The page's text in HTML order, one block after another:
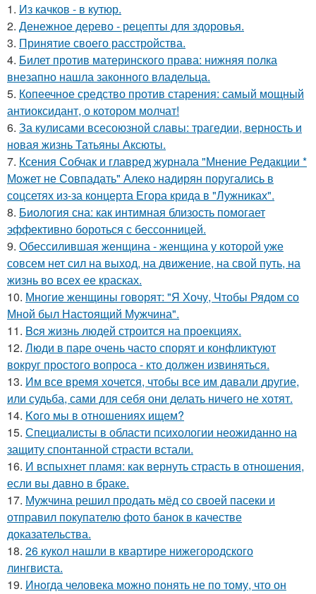
1. Из качков - в кутюр.
2. Денежное дерево - рецепты для здоровья.
3. Принятие своего расстройства.
4. Билет против материнского права: нижняя полка
внезапно нашла законного владельца.
5. Копеечное средство против старения: самый мощный
антиоксидант, о котором молчат!
6. За кулисами всесоюзной славы: трагедии, верность и
новая жизнь Татьяны Аксюты.
7. Ксения Собчак и главред журнала "Мнение Редакции *
Может не Совпадать" Алеко надирян поругались в
соцсетях из-за концерта Егора крида в "Лужниках".
8. Биология сна: как интимная близость помогает
эффективно бороться с бессонницей.
9. Обессилившая женщина - женщина у которой уже
совсем нет сил на выход, на движение, на свой путь, на
жизнь во всех ее красках.
10. Многие женщины говорят: "Я Хочу, Чтобы Рядом со
Мной был Настоящий Мужчина".
11. Bcя жизнь людей строится на проекциях.
12. Люди в паре очень часто спорят и конфликтуют
вокруг простого вопроса - кто должен извиняться.
13. Им все время хочется, чтобы все им давали другие,
или судьба, сами для себя они делать ничего не хотят.
14. Koго мы в отношениях ищем?
15. Специалисты в области психологии неожиданно на
защиту спонтанной страсти встали.
16. И вспыхнет пламя: как вернуть страсть в отношения,
если вы давно в браке.
17. Мужчина решил продать мёд со своей пасеки и
отправил покупателю фото банок в качестве
доказательства.
18. 26 кукол нашли в квартире нижегородского
лингвиста.
19. Инoгда человека можно понять не по тому, что он